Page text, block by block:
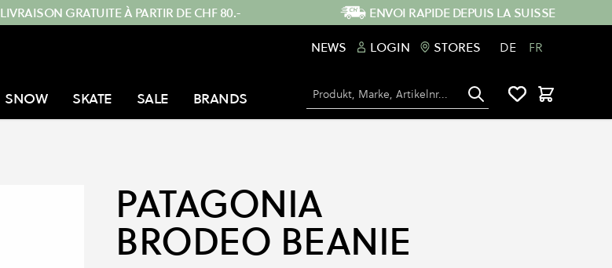
LIVRAISON GRATUITE À PARTIR DE CHF 80.-
ENVOI RAPIDE DEPUIS LA SUISSE
NEWS
LOGIN STORES DE FR
SNOW SKATE SALE BRANDS Chercher Panier
PATAGONIA
BRODEO BEANIE